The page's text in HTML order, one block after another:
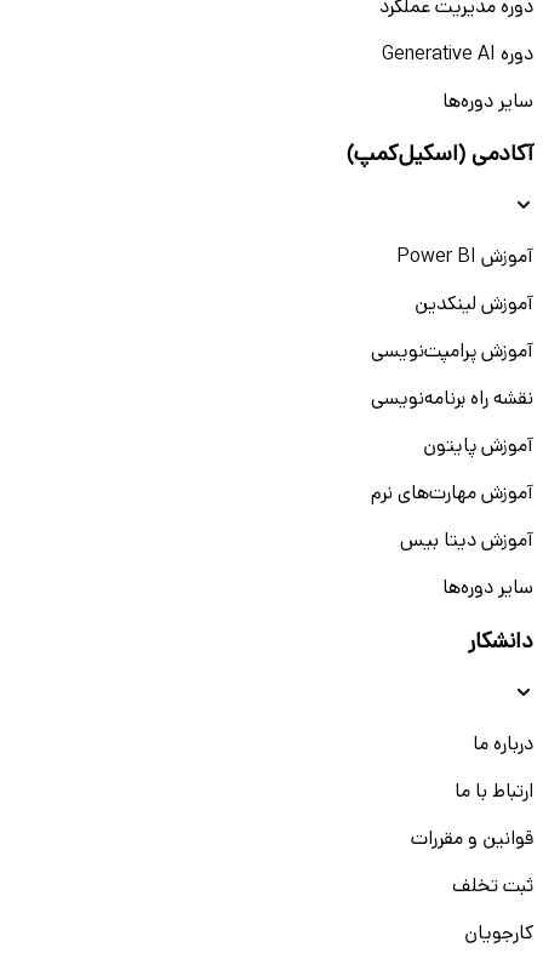
دوره مدیریت عملکرد
دوره Generative AI
سایر دوره‌ها
آکادمی (اسکیل‌کمپ)
آموزش Power BI
آموزش لینکدین
آموزش پرامپت‌نویسی
نقشه راه برنامه‌نویسی
آموزش پایتون
آموزش مهارت‌های نرم
آموزش دیتا بیس
سایر دوره‌ها
دانشکار
درباره ما
ارتباط با ما
قوانین و مقررات
ثبت تخلف
کارجویان